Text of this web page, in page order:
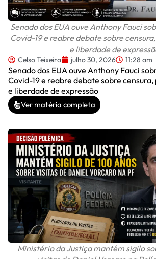
Senado dos EUA ouve Anthony Fauci
Covid-19 e reabre debate sobre
e liberdade de
Celso Teixeira julho 30, 2026 11:28 am
Senado dos EUA ouve Anthony Fauci
Covid-19 e reabre debate sobre
e liberdade de expressão
Ver matéria completa
Ministério da Justiça mantém sigilo